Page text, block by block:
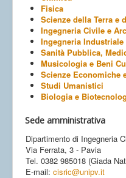
Fisica
Scienze della Terra e
Ingegneria Civile e
Ingegneria
Sanità Pubblica,
Musicologia e Beni
Scienze Economiche
Studi Umanistici
Biologia e
Sede amministrativa
Dipartimento di Ingegneria
Via Ferrata, 3 - Pavia
Tel. 0382 985018 (Giada
E-mail: cisric@unipv.it